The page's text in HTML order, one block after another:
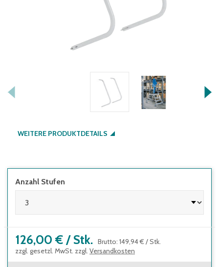
WEITERE PRODUKTDETAILS
Anzahl Stufen
126,00 € / Stk. Brutto: 149,94 € /Stk.
zzgl. gesetzl. MwSt. zzgl. Versandkosten